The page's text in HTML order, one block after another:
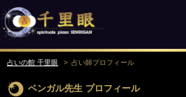
占いの館 千里眼 占い師プロフィール
ベンガル先生 プロフィール